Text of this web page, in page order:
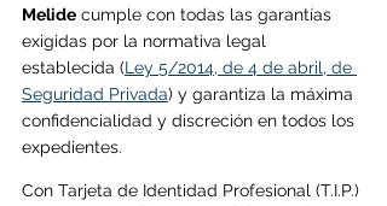
Melide cumple con todas las garantías
exigidas por la normativa legal
establecida (Ley 5/2014, de 4 de abril, de
Seguridad Privada) y garantiza la máxima
confidencialidad y discreción en todos los
expedientes.
Con Tarjeta de Identidad Profesional (T.I.P.)